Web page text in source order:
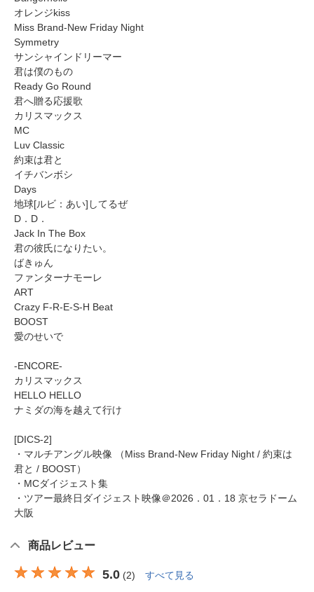
オレンジkiss
Miss Brand-New Friday Night
Symmetry
サンシャインドリーマー
君は僕のもの
Ready Go Round
君へ贈る応援歌
カリスマックス
MC
Luv Classic
約束は君と
イチバンボシ
Days
地球[ルビ：あい]してるぜ
D．D．
Jack In The Box
君の彼氏になりたい。
ばきゅん
ファンターナモーレ
ART
Crazy F-R-E-S-H Beat
BOOST
愛のせいで
-ENCORE-
カリスマックス
HELLO HELLO
ナミダの海を越えて行け
[DICS-2]
・マルチアングル映像 （Miss Brand-New Friday Night / 約束は
君と / BOOST）
・MCダイジェスト集
・ツアー最終日ダイジェスト映像＠2026．01．18 京セラドーム
大阪
商品レビュー
5.0 (2) すべて見る